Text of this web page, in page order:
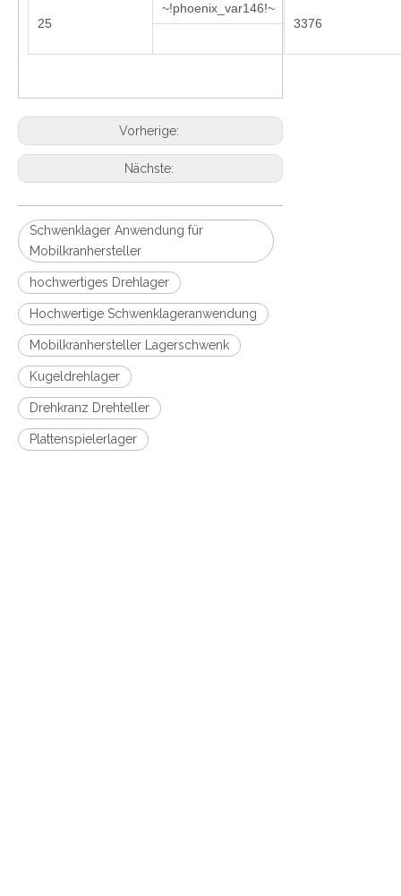
25
~!phoenix_var146!~
3376
Vorherige:
Nächste:
Schwenklager Anwendung für
Mobilkranhersteller
hochwertiges Drehlager
Hochwertige Schwenklageranwendung
Mobilkranhersteller Lagerschwenk
Kugeldrehlager
Drehkranz Drehteller
Plattenspielerlager